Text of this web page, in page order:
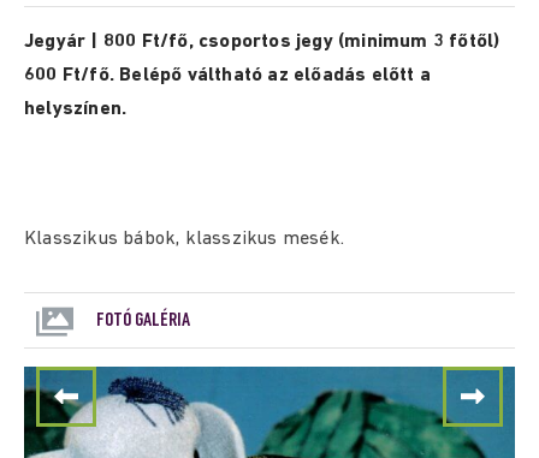
Jegyár | 800 Ft/fő, csoportos jegy (minimum 3 főtől)
600 Ft/fő. Belépő váltható az előadás előtt a
helyszínen.
Klasszikus bábok, klasszikus mesék.
FOTÓ GALÉRIA